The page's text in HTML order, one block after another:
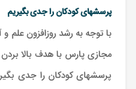
پرسشهای کودکان را جدی بگیریم
با توجه به رشد روزافزون علم
مجازی پارس با هدف بالا
پرسشهای کودکان را جدی